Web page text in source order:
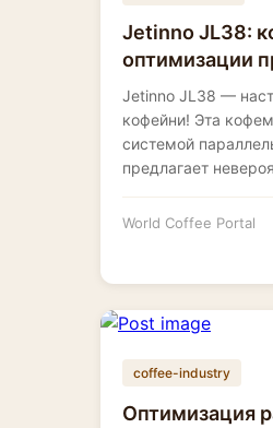
Jetinno JL38:
оптимизации
Jetinno JL38 —
кофейни! Эта
системой
предлагает
World Coffee Portal
coffee-industry
Оптимизация